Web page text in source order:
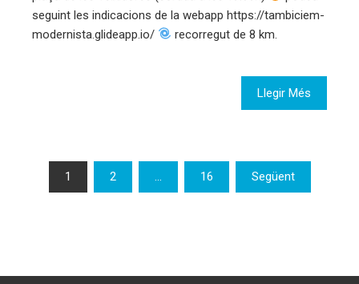
seguint les indicacions de la webapp https://tambiciem-
modernista.glideapp.io/
recorregut de 8 km.
Llegir Més
Paginació
1 2 … 16 Següent